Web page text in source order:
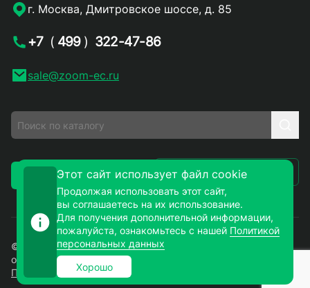
г. Москва, Дмитровское шоссе, д. 85
+7 ( 499 ) 322-47-86
sale@zoom-ec.ru
Заказать звонок Написать письмо
© 2026. ЗУМ-СМД – продажа электронных компонентов
оптом и в розницу. Все права защищены.
Политика конфиденциальности
Этот сайт использует файл cookie
Продолжая использовать этот сайт,
вы соглашаетесь на их использование.
Для получения дополнительной информации,
пожалуйста, ознакомьтесь с нашей Политикой
персональных данных
Хорошо